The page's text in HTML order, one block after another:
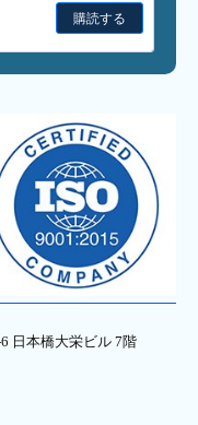
購読する
日本橋大栄ビル 7階